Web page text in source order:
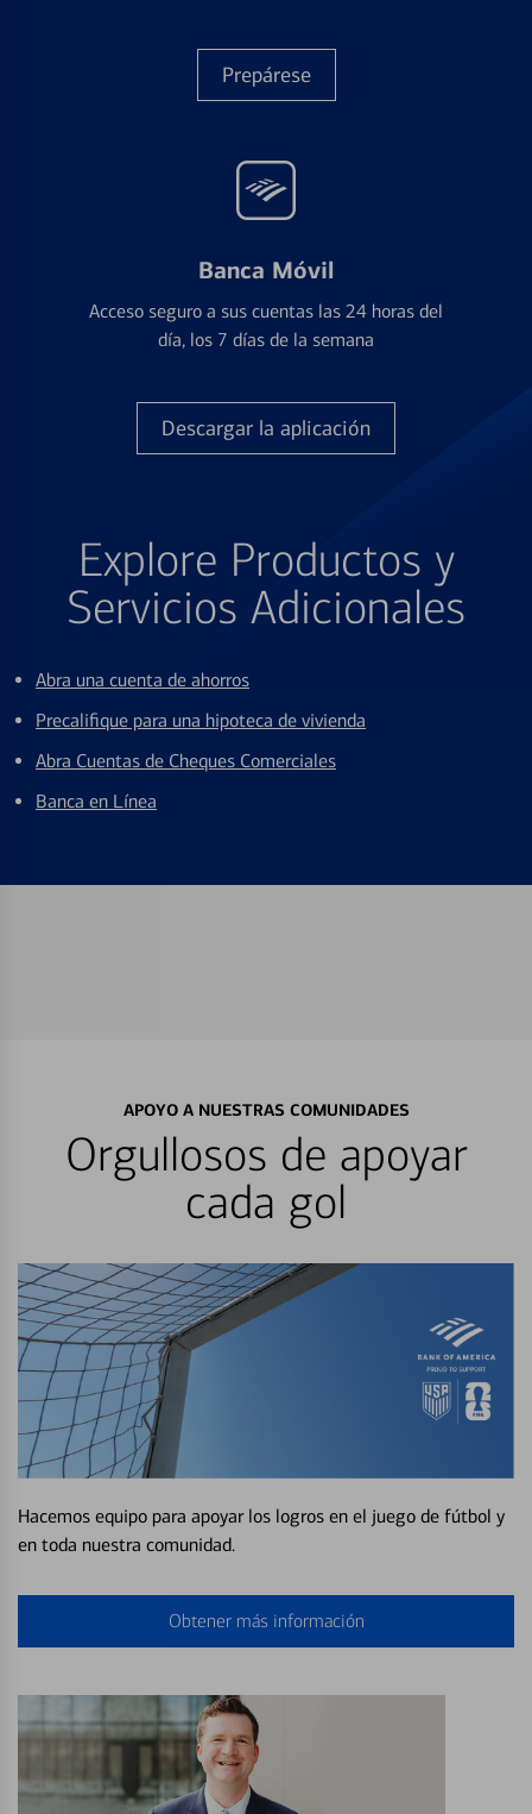
Prepárese
Banca Móvil
Acceso seguro a sus cuentas las 24 horas del
día, los 7 días de la semana
Descargar la aplicación
Explore Productos y
Servicios Adicionales
Abra una cuenta de ahorros
Precalifique para una hipoteca de vivienda
Abra Cuentas de Cheques Comerciales
Banca en Línea
APOYO A NUESTRAS COMUNIDADES
Orgullosos de apoyar
cada gol
Hacemos equipo para apoyar los logros en el juego de fútbol y
en toda nuestra comunidad.
Obtener más información